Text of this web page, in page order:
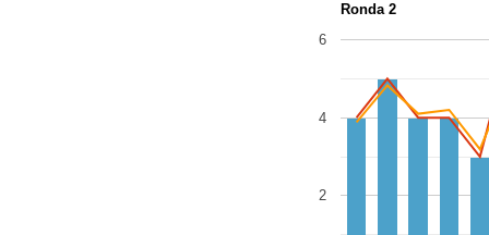
Ronda 2
2
4
6